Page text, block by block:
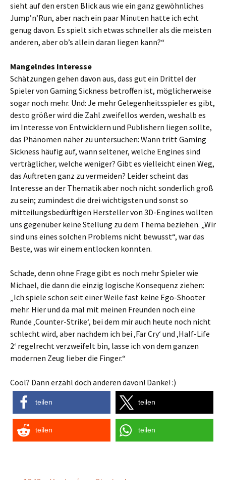
sieht auf den ersten Blick aus wie ein ganz gewöhnliches
Jump’n’Run, aber nach ein paar Minuten hatte ich echt
genug davon. Es spielt sich etwas schneller als die meisten
anderen, aber ob’s allein daran liegen kann?“
Mangelndes Interesse
Schätzungen gehen davon aus, dass gut ein Drittel der
Spieler von Gaming Sickness betroffen ist, möglicherweise
sogar noch mehr. Und: Je mehr Gelegenheitsspieler es gibt,
desto größer wird die Zahl zweifellos werden, weshalb es
im Interesse von Entwicklern und Publishern liegen sollte,
das Phänomen näher zu untersuchen: Wann tritt Gaming
Sickness häufig auf, wann seltener, welche Engines sind
verträglicher, welche weniger? Gibt es vielleicht einen Weg,
das Auftreten ganz zu vermeiden? Leider scheint das
Interesse an der Thematik aber noch nicht sonderlich groß
zu sein; zumindest die drei wichtigsten und sonst so
mitteilungsbedürftigen Hersteller von 3D-Engines wollten
uns gegenüber keine Stellung zu dem Thema beziehen. „Wir
sind uns eines solchen Problems nicht bewusst“, war das
Beste, was wir einem entlocken konnten.
Schade, denn ohne Frage gibt es noch mehr Spieler wie
Michael, die dann die einzig logische Konsequenz ziehen:
„Ich spiele schon seit einer Weile fast keine Ego-Shooter
mehr. Hier und da mal mit meinen Freunden noch eine
Runde ‚Counter-Strike‘, bei dem mir auch heute noch nicht
schlecht wird, aber nachdem ich bei ‚Far Cry‘ und ‚Half-Life
2‘ regelrecht verzweifelt bin, lasse ich von dem ganzen
modernen Zeug lieber die Finger.“
Cool? Dann erzähl doch anderen davon! Danke! :)
teilen teilen
teilen teilen